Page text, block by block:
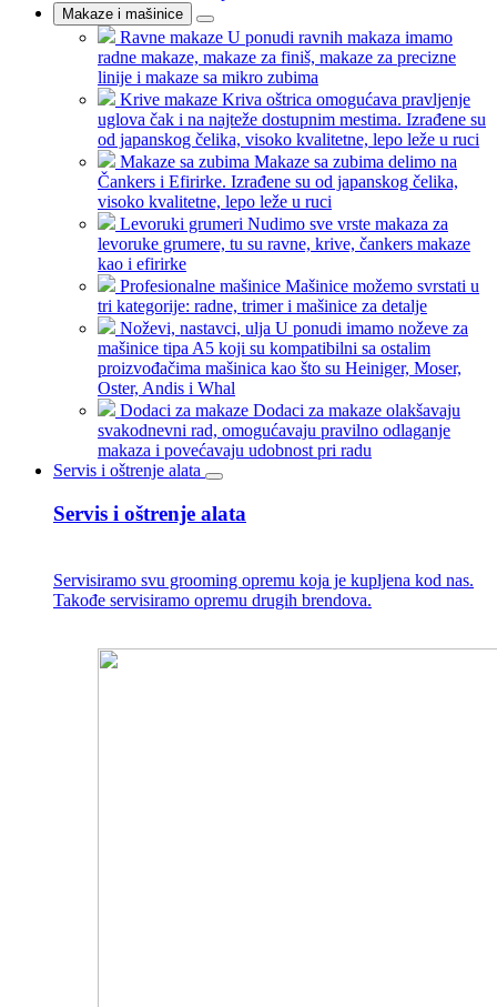
Makaze i mašinice
Ravne makaze U ponudi ravnih makaza imamo
radne makaze, makaze za finiš, makaze za precizne
linije i makaze sa mikro zubima
Krive makaze Kriva oštrica omogućava pravljenje
uglova čak i na najteže dostupnim mestima. Izrađene su
od japanskog čelika, visoko kvalitetne, lepo leže u ruci
Makaze sa zubima Makaze sa zubima delimo na
Čankers i Efirirke. Izrađene su od japanskog čelika,
visoko kvalitetne, lepo leže u ruci
Levoruki grumeri Nudimo sve vrste makaza za
levoruke grumere, tu su ravne, krive, čankers makaze
kao i efirirke
Profesionalne mašinice Mašinice možemo svrstati u
tri kategorije: radne, trimer i mašinice za detalje
Noževi, nastavci, ulja U ponudi imamo noževe za
mašinice tipa A5 koji su kompatibilni sa ostalim
proizvođačima mašinica kao što su Heiniger, Moser,
Oster, Andis i Whal
Dodaci za makaze Dodaci za makaze olakšavaju
svakodnevni rad, omogućavaju pravilno odlaganje
makaza i povećavaju udobnost pri radu
Servis i oštrenje alata
Servis i oštrenje alata
Servisiramo svu grooming opremu koja je kupljena kod nas.
Takođe servisiramo opremu drugih brendova.